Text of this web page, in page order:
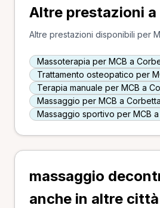
Altre prestazioni
Altre prestazioni disponibili per
Massoterapia per MCB a
Trattamento osteopatico per
Terapia manuale per MCB a
Massaggio per MCB a Corbetta
Massaggio sportivo per MCB
massaggio
anche in altre città